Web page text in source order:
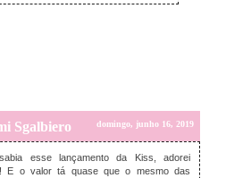
Sgalbiero domingo, junho 16, 2019
esse lançamento da Kiss, adorei
E o valor tá quase que o mesmo das